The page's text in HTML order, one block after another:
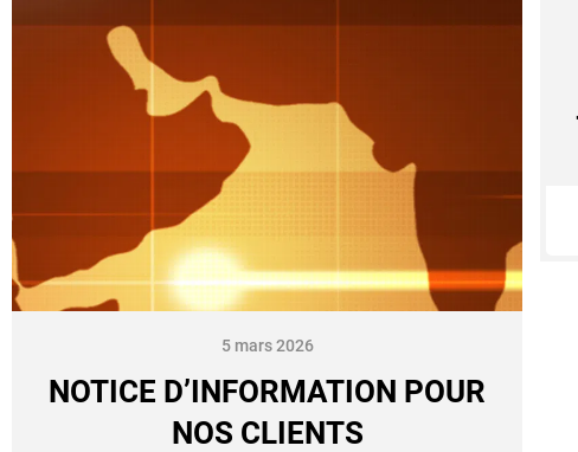
NOTICE D’INFORMATION POUR
NOS CLIENTS
5 mars 2026